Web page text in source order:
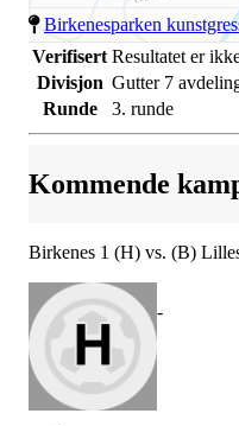
Birkenesparken
Verifisert Resultatet er
Divisjon Gutter 7
Runde
3. runde
Kommende
Birkenes 1 (H) vs. (B)
-